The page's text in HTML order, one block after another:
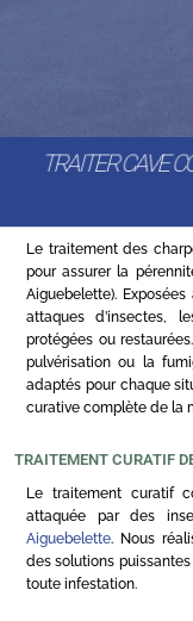
TRAITER CAVE
Le traitement des
pour assurer la
Aiguebelette).
attaques d’insectes,
protégées ou
pulvérisation ou la
adaptés pour chaque
curative complète de la
TRAITEMENT CURATIF
Le traitement curatif
attaquée par des
Aiguebelette. Nous
des solutions
toute infestation.